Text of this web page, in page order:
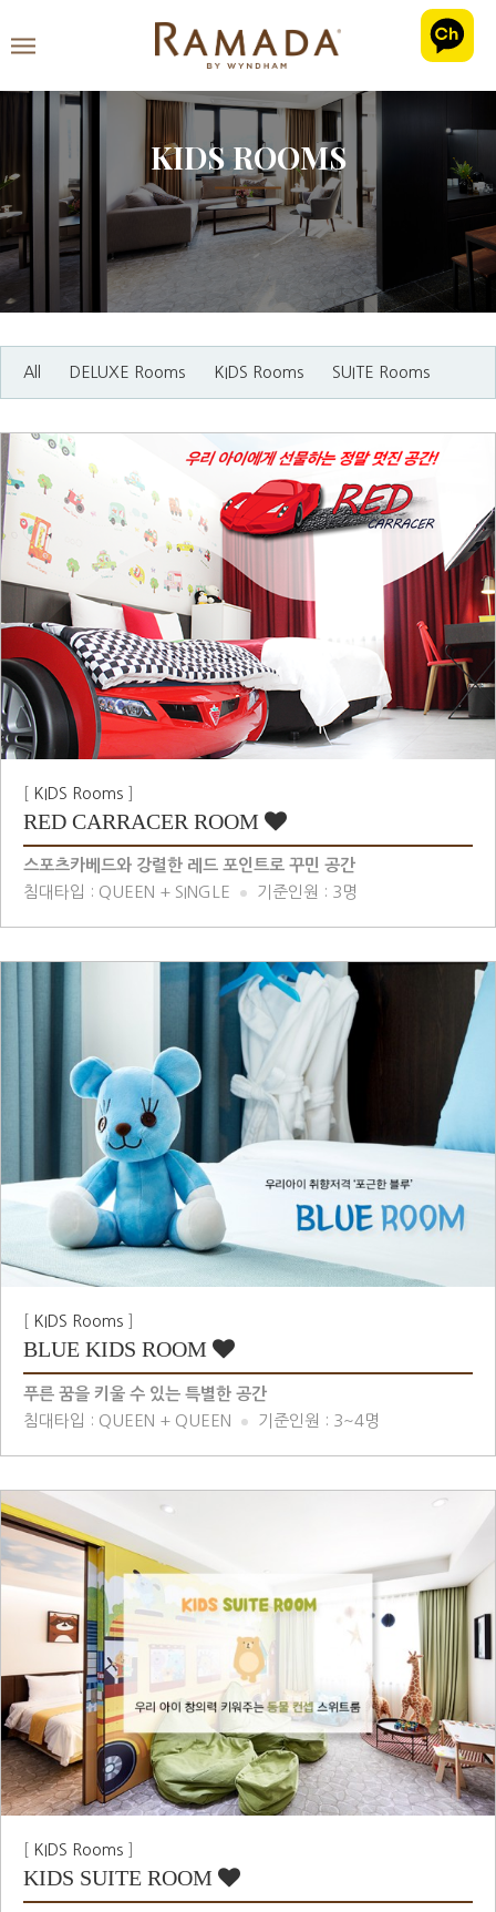
KIDS ROOMS
All DELUXE Rooms KIDS Rooms SUITE Rooms
KIDS Rooms
RED CARRACER ROOM
스포츠카베드와 강렬한 레드 포인트로 꾸민 공간
침대타입 : QUEEN + SINGLE
기준인원 : 3명
KIDS Rooms
BLUE KIDS ROOM
푸른 꿈을 키울 수 있는 특별한 공간
침대타입 : QUEEN + QUEEN
기준인원 : 3~4명
KIDS Rooms
KIDS SUITE ROOM